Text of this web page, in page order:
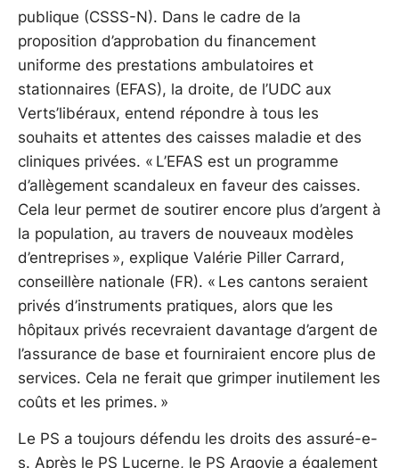
publique (CSSS-N). Dans le cadre de la
proposition d’approbation du financement
uniforme des prestations ambulatoires et
stationnaires (EFAS), la droite, de l’UDC aux
Verts’libéraux, entend répondre à tous les
souhaits et attentes des caisses maladie et des
cliniques privées. « L’EFAS est un programme
d’allègement scandaleux en faveur des caisses.
Cela leur permet de soutirer encore plus d’argent à
la population, au travers de nouveaux modèles
d’entreprises », explique Valérie Piller Carrard,
conseillère nationale (FR). « Les cantons seraient
privés d’instruments pratiques, alors que les
hôpitaux privés recevraient davantage d’argent de
l’assurance de base et fourniraient encore plus de
services. Cela ne ferait que grimper inutilement les
coûts et les primes. »
Le PS a toujours défendu les droits des assuré-e-
s. Après le PS Lucerne, le PS Argovie a également